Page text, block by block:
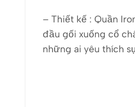
– Thiết kế : Quần
đầu gối xuống cổ
những ai yêu thích